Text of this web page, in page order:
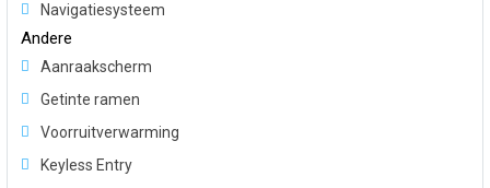
Navigatiesysteem
Andere
Aanraakscherm
Getinte ramen
Voorruitverwarming
Keyless Entry